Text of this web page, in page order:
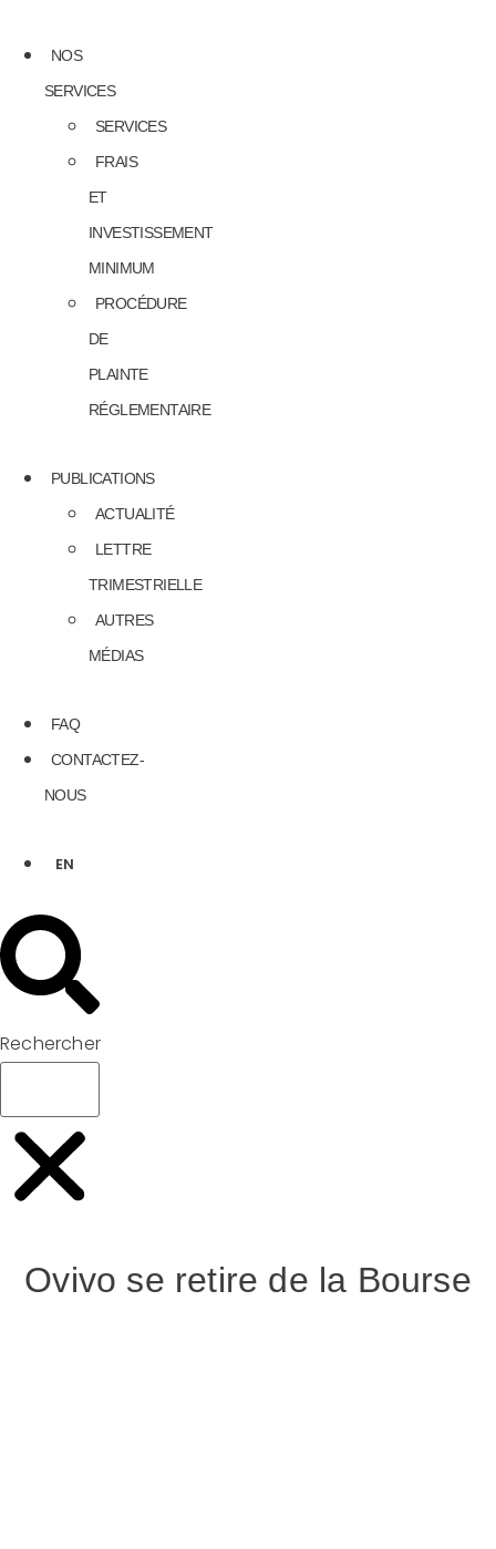
NOS
SERVICES
SERVICES
FRAIS
ET
INVESTISSEMENT
MINIMUM
PROCÉDURE
DE
PLAINTE
RÉGLEMENTAIRE
PUBLICATIONS
ACTUALITÉ
LETTRE
TRIMESTRIELLE
AUTRES
MÉDIAS
FAQ
CONTACTEZ-
NOUS
EN
Rechercher
Ovivo se retire de la Bourse